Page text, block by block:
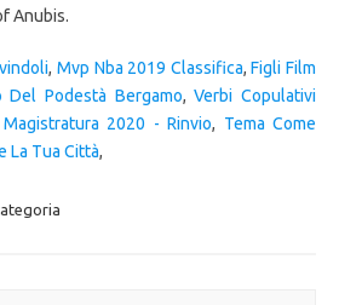
Anubis.
, Mvp Nba 2019 Classifica,Figli Film
Del Podestà Bergamo,Verbi Copulativi
2020 - Rinvio, Tema Come
La Tua Città,